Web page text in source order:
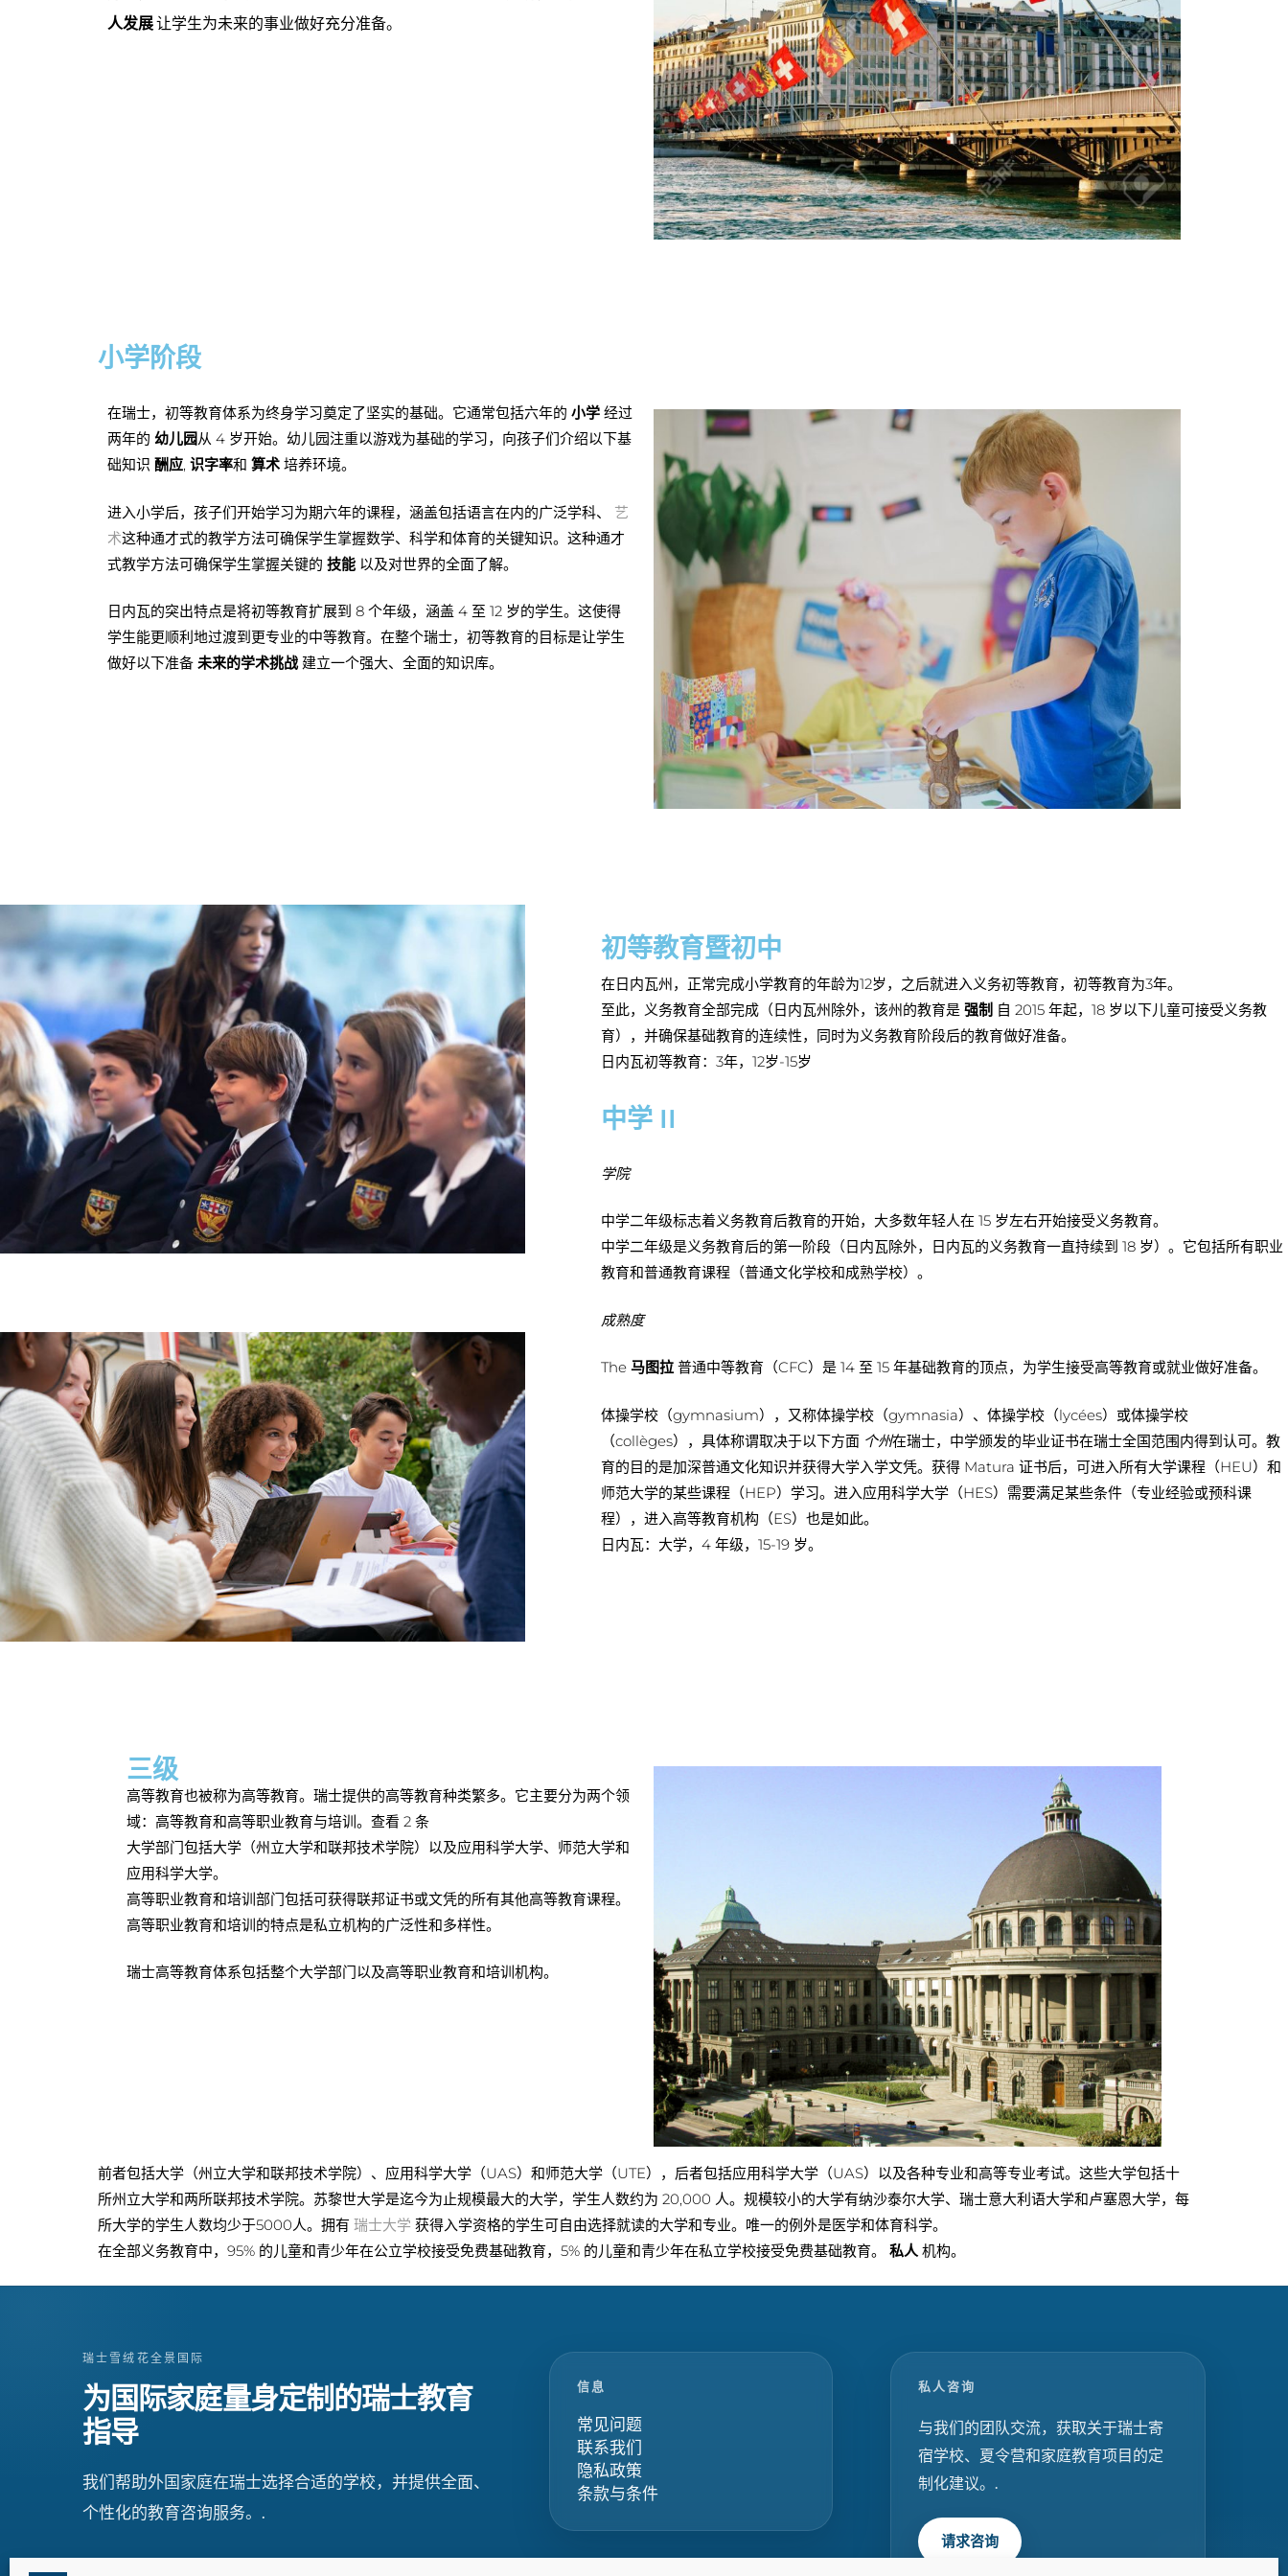
人发展让学生为未来的事业做好充分准备。
小学阶段
在瑞士，初等教育体系为终身学习奠定了坚实的基础。它通常包括六年的 小学 经过
两年的 幼儿园从 4 岁开始。幼儿园注重以游戏为基础的学习，向孩子们介绍以下基
础知识 酬应, 识字率和 算术 培养环境。
进入小学后，孩子们开始学习为期六年的课程，涵盖包括语言在内的广泛学科、 艺
术这种通才式的教学方法可确保学生掌握数学、科学和体育的关键知识。这种通才
式教学方法可确保学生掌握关键的 技能 以及对世界的全面了解。
日内瓦的突出特点是将初等教育扩展到 8 个年级，涵盖 4 至 12 岁的学生。这使得
学生能更顺利地过渡到更专业的中等教育。在整个瑞士，初等教育的目标是让学生
做好以下准备 未来的学术挑战建立一个强大、全面的知识库。
初等教育暨初中
在日内瓦州，正常完成小学教育的年龄为12岁，之后就进入义务初等教育，初等教育为3年。
至此，义务教育全部完成（日内瓦州除外，该州的教育是强制 自 2015 年起，18 岁以下儿童可接受义务教
育），并确保基础教育的连续性，同时为义务教育阶段后的教育做好准备。
日内瓦初等教育：3年，12岁-15岁
中学 II
学院
中学二年级标志着义务教育后教育的开始，大多数年轻人在 15 岁左右开始接受义务教育。
中学二年级是义务教育后的第一阶段（日内瓦除外，日内瓦的义务教育一直持续到 18 岁）。它包括所有职业
教育和普通教育课程（普通文化学校和成熟学校）。
成熟度
The马图拉 普通中等教育（CFC）是 14 至 15 年基础教育的顶点，为学生接受高等教育或就业做好准备。
体操学校（gymnasium），又称体操学校（gymnasia）、体操学校（lycées）或体操学校
（collèges），具体称谓取决于以下方面 个州在瑞士，中学颁发的毕业证书在瑞士全国范围内得到认可。教
育的目的是加深普通文化知识并获得大学入学文凭。获得 Matura 证书后，可进入所有大学课程（HEU）和
师范大学的某些课程（HEP）学习。进入应用科学大学（HES）需要满足某些条件（专业经验或预科课
程），进入高等教育机构（ES）也是如此。
日内瓦：大学，4 年级，15-19 岁。
三级
高等教育也被称为高等教育。瑞士提供的高等教育种类繁多。它主要分为两个领
域：高等教育和高等职业教育与培训。查看 2 条
大学部门包括大学（州立大学和联邦技术学院）以及应用科学大学、师范大学和
应用科学大学。
高等职业教育和培训部门包括可获得联邦证书或文凭的所有其他高等教育课程。
高等职业教育和培训的特点是私立机构的广泛性和多样性。
瑞士高等教育体系包括整个大学部门以及高等职业教育和培训机构。
前者包括大学（州立大学和联邦技术学院）、应用科学大学（UAS）和师范大学（UTE），后者包括应用科学大学（UAS）以及各种专业和高等专业考试。这些大学包括十
所州立大学和两所联邦技术学院。苏黎世大学是迄今为止规模最大的大学，学生人数约为 20,000 人。规模较小的大学有纳沙泰尔大学、瑞士意大利语大学和卢塞恩大学，每
所大学的学生人数均少于5000人。拥有 瑞士大学 获得入学资格的学生可自由选择就读的大学和专业。唯一的例外是医学和体育科学。
在全部义务教育中，95% 的儿童和青少年在公立学校接受免费基础教育，5% 的儿童和青少年在私立学校接受免费基础教育。 私人机构。
瑞士雪绒花全景国际
为国际家庭量身定制的瑞士教育
指导
我们帮助外国家庭在瑞士选择合适的学校，并提供全面、
个性化的教育咨询服务。.
信息
常见问题
联系我们
隐私政策
条款与条件
私人咨询
与我们的团队交流，获取关于瑞士寄
宿学校、夏令营和家庭教育项目的定
制化建议。.
请求咨询